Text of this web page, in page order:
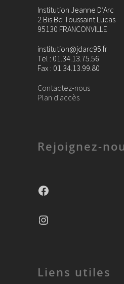
Institution Jeanne D’Arc
2 Bis Bd Toussaint Lucas
95130 FRANCONVILLE
institution@jdarc95.fr
Tel : 01.34.13.75.56
Fax : 01.34.13.99.80
Contactez-nous
Plan d'accès
Rejoignez-
Liens utiles